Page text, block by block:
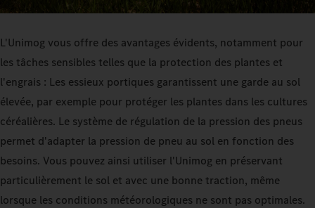
L'Unimog vous offre des avantages évidents, notamment pour
les tâches sensibles telles que la protection des plantes et
l'engrais : Les essieux portiques garantissent une garde au sol
élevée, par exemple pour protéger les plantes dans les cultures
céréalières. Le système de régulation de la pression des pneus
permet d'adapter la pression de pneu au sol en fonction des
besoins. Vous pouvez ainsi utiliser l'Unimog en préservant
particulièrement le sol et avec une bonne traction, même
lorsque les conditions météorologiques ne sont pas optimales.